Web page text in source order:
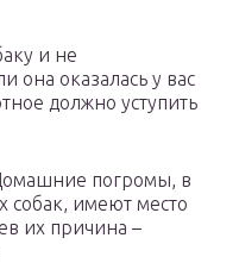
и не
она оказалась у вас
должно уступить
погромы, в
собак, имеют место
их причина –